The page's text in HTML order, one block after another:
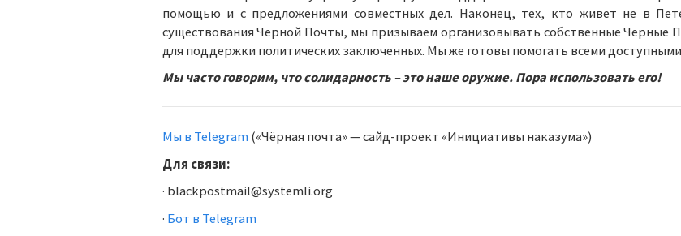
помощью и с предложениями совместных дел. Наконец, тех, кто живет не в
существования Черной Почты, мы призываем организовывать собственные Черные
для поддержки политических заключенных. Мы же готовы помогать всеми
Мы часто говорим, что солидарность – это наше оружие. Пора использовать его!
Мы в Telegram(«Чёрная почта» — сайд-проект «Инициативы наказума»)
Для связи:
· blackpostmail@systemli.org
· Бот в Telegram